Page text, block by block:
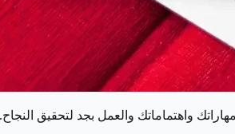
واهتماماتك والعمل بجد لتحقيق